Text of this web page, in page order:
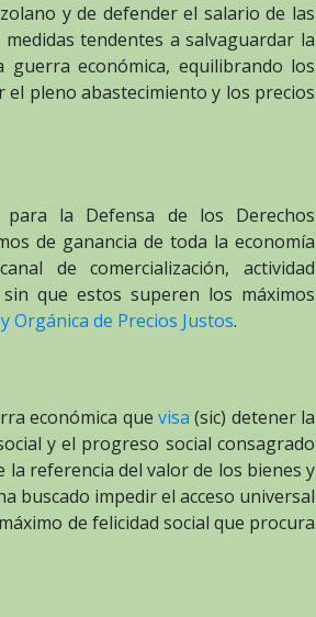
y de defender el salario de las
tendentes a salvaguardar la
económica, equilibrando los
pleno abastecimiento y los precios
para la Defensa de los Derechos
de ganancia de toda la economía
de comercialización, actividad
que estos superen los máximos
Orgánica de Precios Justos.
económica que visa (sic) detener la
y el progreso social consagrado
la referencia del valor de los bienes y
buscado impedir el acceso universal
de felicidad social que procura